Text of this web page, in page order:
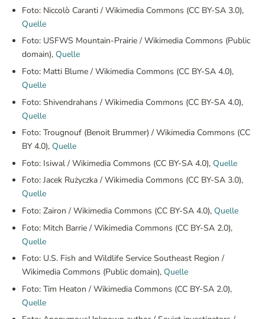
Foto: Niccolò Caranti / Wikimedia Commons (CC BY-SA 3.0),
Quelle
Foto: USFWS Mountain-Prairie / Wikimedia Commons (Public
domain), Quelle
Foto: Matti Blume / Wikimedia Commons (CC BY-SA 4.0),
Quelle
Foto: Shivendrahans / Wikimedia Commons (CC BY-SA 4.0),
Quelle
Foto: Trougnouf (Benoit Brummer) / Wikimedia Commons (CC
BY 4.0), Quelle
Foto: Isiwal / Wikimedia Commons (CC BY-SA 4.0), Quelle
Foto: Jacek Rużyczka / Wikimedia Commons (CC BY-SA 3.0),
Quelle
Foto: Zairon / Wikimedia Commons (CC BY-SA 4.0), Quelle
Foto: Mitch Barrie / Wikimedia Commons (CC BY-SA 2.0),
Quelle
Foto: U.S. Fish and Wildlife Service Southeast Region /
Wikimedia Commons (Public domain), Quelle
Foto: Tim Heaton / Wikimedia Commons (CC BY-SA 2.0),
Quelle